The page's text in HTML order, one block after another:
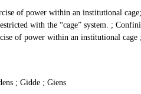
of power within an institutional
with the “cage” system. ;
of power within an institutional cage
; Gidde ; Giens